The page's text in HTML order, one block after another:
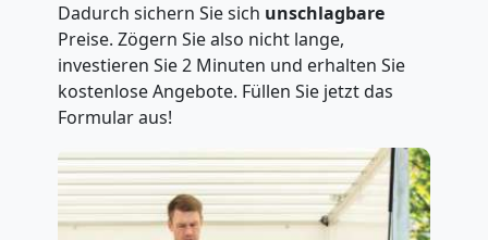
Dadurch sichern Sie sich unschlagbare
Preise. Zögern Sie also nicht lange,
investieren Sie 2 Minuten und erhalten Sie
kostenlose Angebote. Füllen Sie jetzt das
Formular aus!